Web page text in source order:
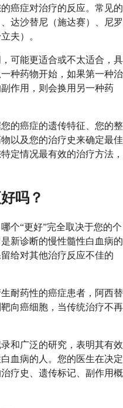
癌症对治疗的反应。常见的
达沙替尼（施达赛）、尼罗
夫）。
可能更适合或不太适合，具
种药物开始，如果第一种治
作用，则会换用另一种药
的癌症的遗传特征、您的整
以及您的治疗史来确定最佳
定情况最有效的治疗方法，
吗？
个“更好”完全取决于您的个
新诊断的慢性髓性白血病的
给对其他治疗反应不佳的
耐药性的癌症患者，阿西替
向癌细胞，当传统治疗不再
和广泛的研究，表明其有效
血病的人。您的医生在决定
疗史、遗传标记、副作用概